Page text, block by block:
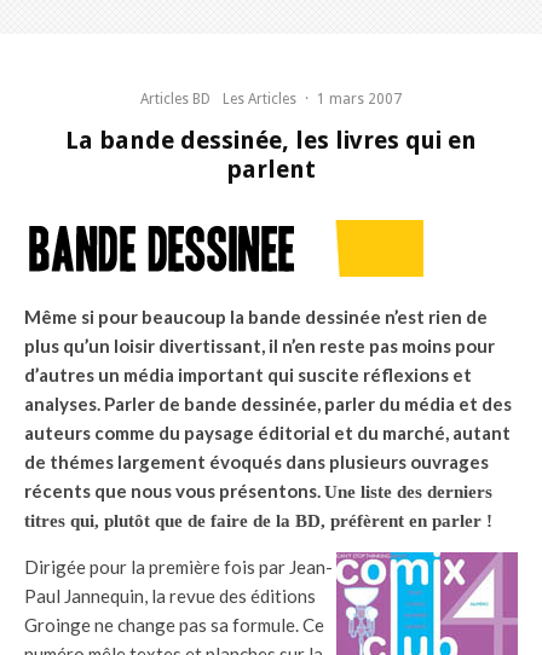
Articles BD Les Articles · 1 mars 2007
La bande dessinée, les livres qui en
parlent
Même si pour beaucoup la bande dessinée n’est rien de
plus qu’un loisir divertissant, il n’en reste pas moins pour
d’autres un média important qui suscite réflexions et
analyses. Parler de bande dessinée, parler du média et des
auteurs comme du paysage éditorial et du marché, autant
de thémes largement évoqués dans plusieurs ouvrages
récents que nous vous présentons.Une liste des derniers
titres qui, plutôt que de faire de la BD, préfèrent en parler !
Dirigée pour la première fois par Jean-
Paul Jannequin, la revue des éditions
Groinge ne change pas sa formule. Ce